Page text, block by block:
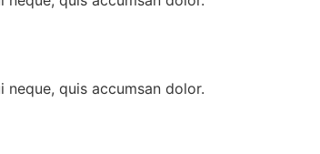
quis accumsan dolor.